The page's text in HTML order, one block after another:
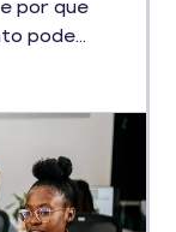
por que
pode…